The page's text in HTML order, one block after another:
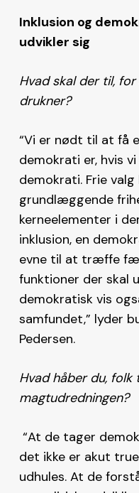
Inklusion og
udvikler sig
Hvad skal der til,
drukner?
“Vi er nødt til at få
demokrati er, hvis
demokrati. Frie
grundlæggende
kerneelementer i
inklusion, en
evne til at træffe
funktioner der skal
demokratisk vis
samfundet,” lyder
Pedersen.
Hvad håber du,
magtudredningen?
“At de tager
det ikke er akut
udhules. At de